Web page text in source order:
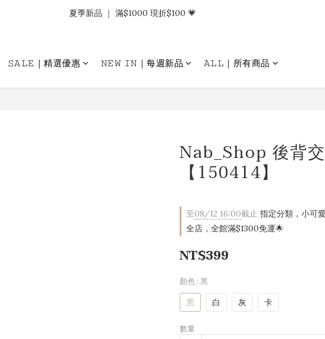
𝗡𝗮𝗯_𝗚𝗶𝗿𝗹𝘀大量募集中｜於社群分享標記回傳 找小編領取購物金.ᐟ.ᐟ
夏季新品 ｜ 滿$1000 現折$100 💗
𝚂𝙰𝙻𝙴｜精選優惠 𝙽𝙴𝚆 𝙸𝙽｜每週新品 𝙰𝙻𝙻｜所有商品
Nab_Shop 後背
【150414】
至08/12 16:00截止 指定分類，小可
全店，全館滿$1300免運🌟
NT$399
顏色 : 黑
黑 白 灰 卡
數量